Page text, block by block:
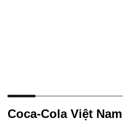
Coca-Cola Việt Nam